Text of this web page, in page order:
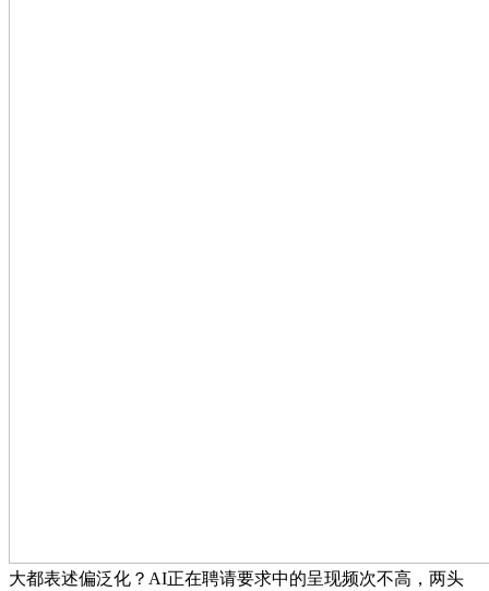
大都表述偏泛化？AI正在聘请要求中的呈现频次不高，两头